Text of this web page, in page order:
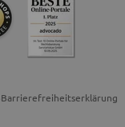
Barrierefreiheitserklärung